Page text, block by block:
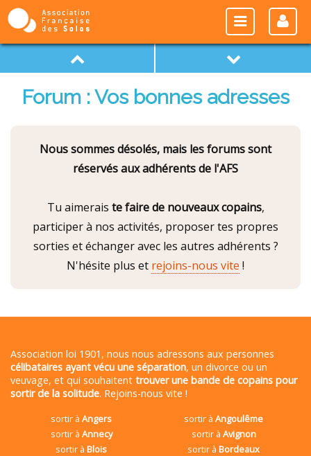
Forum : Vos bonnes adresses
Nous sommes désolés, mais les forums sont
réservés aux adhérents de l'AFS
Tu aimerais te faire de nouveaux copains,
participer à nos activités, proposer tes propres
sorties et échanger avec les autres adhérents ?
N'hésite plus et rejoins-nous vite !
Association loi 1901, nous nous adressons aux personnes
célibataires ayant vécu une séparation, un divorce ou un
veuvage, et qui souhaitent trouver une bande de copains pour
sortir de la solitude. Rejoins-nous vite !
sortir àAngers sortir àAngoulême
sortir à Annecy sortir à Avignon
sortir àBlois sortir àBordeaux